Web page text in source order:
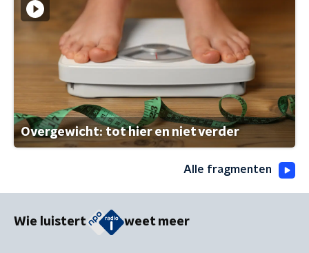
Overgewicht: tot hier en niet verder
Alle fragmenten
Wie luistert weet meer